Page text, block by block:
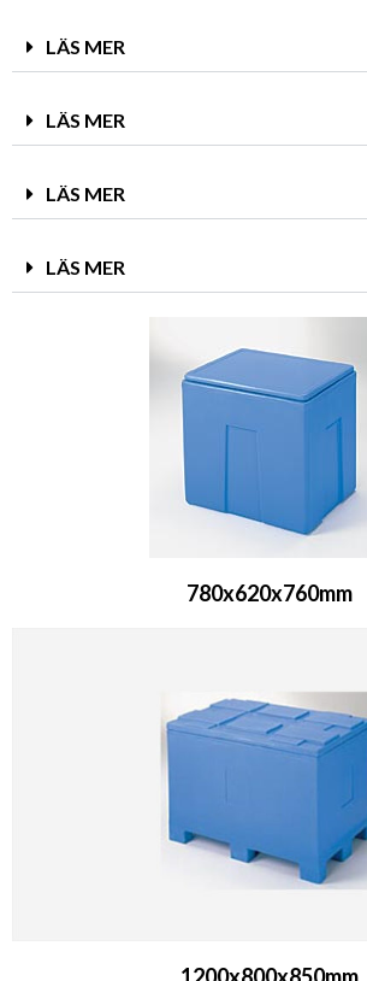
LÄS MER
LÄS MER
LÄS MER
LÄS MER
780x620x760mm